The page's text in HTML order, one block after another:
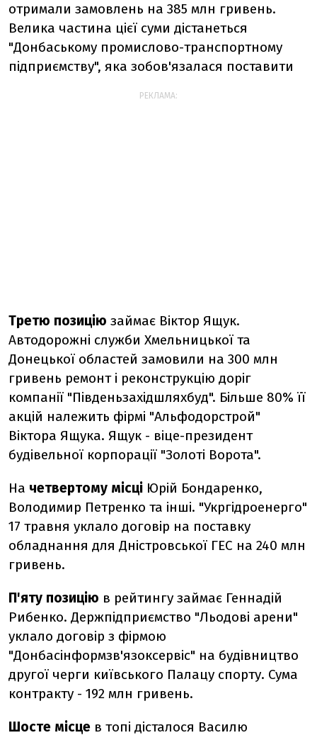
отримали замовлень на 385 млн гривень.
Велика частина цієї суми дістанеться
"Донбаському промислово-транспортному
підприємству", яка зобов'язалася поставити
РЕКЛАМА:
Третю позицію займає Віктор Ящук.
Автодорожні служби Хмельницької та
Донецької областей замовили на 300 млн
гривень ремонт і реконструкцію доріг
компанії "Південьзахідшляхбуд". Більше 80% її
акцій належить фірмі "Альфодорстрой"
Віктора Ящука. Ящук - віце-президент
будівельної корпорації "Золоті Ворота".
На четвертому місці Юрій Бондаренко,
Володимир Петренко та інші. "Укргідроенерго"
17 травня уклало договір на поставку
обладнання для Дністровської ГЕС на 240 млн
гривень.
П'яту позицію в рейтингу займає Геннадій
Рибенко. Держпідприємство "Льодові арени"
уклало договір з фірмою
"Донбасінформзв'язоксервіс" на будівництво
другої черги київського Палацу спорту. Сума
контракту - 192 млн гривень.
Шосте місце в топі дісталося Василю